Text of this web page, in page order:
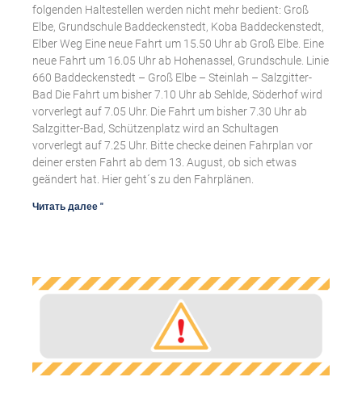
folgenden Haltestellen werden nicht mehr bedient: Groß
Elbe, Grundschule Baddeckenstedt, Koba Baddeckenstedt,
Elber Weg Eine neue Fahrt um 15.50 Uhr ab Groß Elbe. Eine
neue Fahrt um 16.05 Uhr ab Hohenassel, Grundschule. Linie
660 Baddeckenstedt – Groß Elbe – Steinlah – Salzgitter-
Bad Die Fahrt um bisher 7.10 Uhr ab Sehlde, Söderhof wird
vorverlegt auf 7.05 Uhr. Die Fahrt um bisher 7.30 Uhr ab
Salzgitter-Bad, Schützenplatz wird an Schultagen
vorverlegt auf 7.25 Uhr. Bitte checke deinen Fahrplan vor
deiner ersten Fahrt ab dem 13. August, ob sich etwas
geändert hat. Hier geht´s zu den Fahrplänen.
Читать далее "